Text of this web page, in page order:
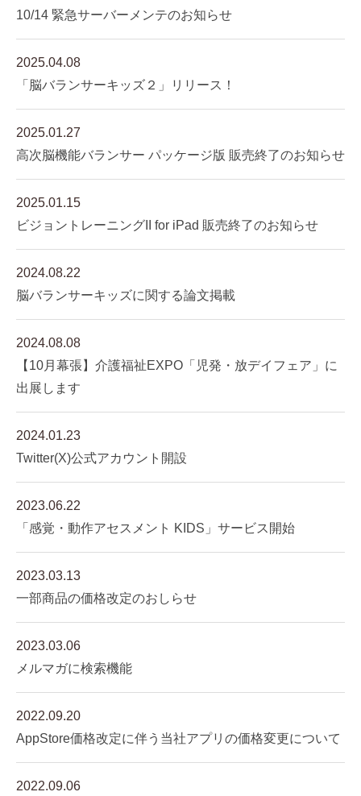
10/14 緊急サーバーメンテのお知らせ
2025.04.08
「脳バランサーキッズ２」リリース！
2025.01.27
高次脳機能バランサー パッケージ版 販売終了のお知らせ
2025.01.15
ビジョントレーニングII for iPad 販売終了のお知らせ
2024.08.22
脳バランサーキッズに関する論文掲載
2024.08.08
【10月幕張】介護福祉EXPO「児発・放デイフェア」に
出展します
2024.01.23
Twitter(X)公式アカウント開設
2023.06.22
「感覚・動作アセスメント KIDS」サービス開始
2023.03.13
一部商品の価格改定のおしらせ
2023.03.06
メルマガに検索機能
2022.09.20
AppStore価格改定に伴う当社アプリの価格変更について
2022.09.06